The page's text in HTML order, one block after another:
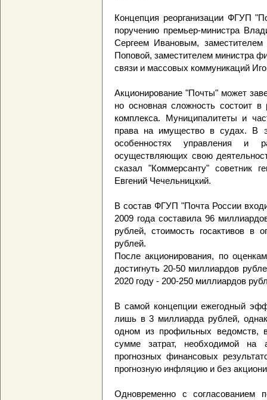
Концепция реорганизации ФГУП
поручению премьер-министра
Сергеем Ивановым, заместителем
Поповой, заместителем министра
связи и массовых коммуникаций
Акционирование "Почты" может
но основная сложность состоит
комплекса. Муниципалитеты и
права на имущество в судах. В
особенностях управления и
осуществляющих свою
сказал "Коммерсанту" советник
Евгений Чечельницкий.
В состав ФГУП "Почта России
2009 года составила 96
рублей, стоимость госактивов в
рублей.
После акционирования, по
достигнуть 20-50 миллиардов
2020 году - 200-250 миллиардов
В самой концепции ежегодный
лишь в 3 миллиарда рублей,
одном из профильных ведомств,
сумме затрат, необходимой на
прогнозных финансовых
прогнозную инфляцию и без
Одновременно с согласованием